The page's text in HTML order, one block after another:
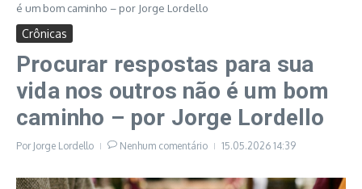
é um bom caminho – por Jorge Lordello
Crônicas
Procurar respostas para sua
vida nos outros não é um bom
caminho – por Jorge Lordello
Por Jorge Lordello Nenhum comentário 15.05.2026 14:39